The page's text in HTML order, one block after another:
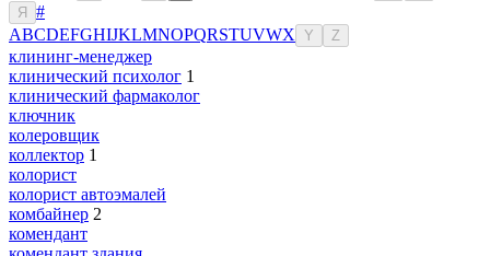
Я
#
ABCDEFGHIJKLMNOPQRSTUVWX Y Z
клининг-менеджер
клинический психолог 1
клинический фармаколог
ключник
колеровщик
коллектор 1
колорист
колорист автоэмалей
комбайнер 2
комендант